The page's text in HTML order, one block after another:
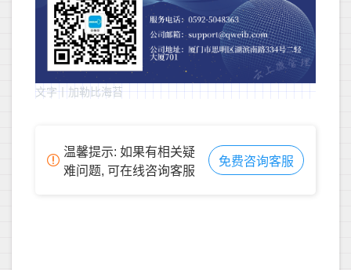
文字丨加勒比海苔
温馨提示: 如果有相关疑
难问题, 可在线咨询客服
免费咨询客服